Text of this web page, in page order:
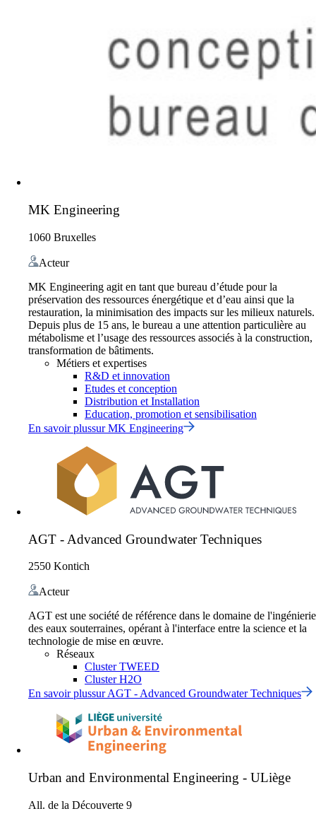
MK Engineering
1060 Bruxelles
Acteur
MK Engineering agit en tant que bureau d’étude pour la
préservation des ressources énergétique et d’eau ainsi que la
restauration, la minimisation des impacts sur les milieux naturels.
Depuis plus de 15 ans, le bureau a une attention particulière au
métabolisme et l’usage des ressources associés à la construction,
transformation de bâtiments.
Métiers et expertises
R&D et innovation
Etudes et conception
Distribution et Installation
Education, promotion et sensibilisation
En savoir plussurMK Engineering
AGT - Advanced Groundwater Techniques
2550 Kontich
Acteur
AGT est une société de référence dans le domaine de l'ingénierie
des eaux souterraines, opérant à l'interface entre la science et la
technologie de mise en œuvre.
Réseaux
Cluster TWEED
Cluster H2O
En savoir plussurAGT - Advanced Groundwater Techniques
Urban and Environmental Engineering - ULiège
All. de la Découverte 9